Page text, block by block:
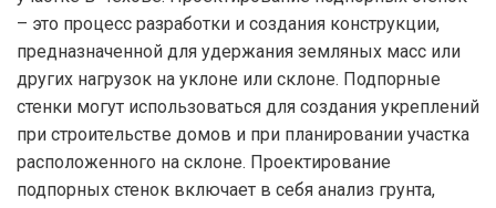
– это процесс разработки и создания конструкции,
предназначенной для удержания земляных масс или
других нагрузок на уклоне или склоне. Подпорные
стенки могут использоваться для создания укреплений
при строительстве домов и при планировании участка
расположенного на склоне. Проектирование
подпорных стенок включает в себя анализ грунта,